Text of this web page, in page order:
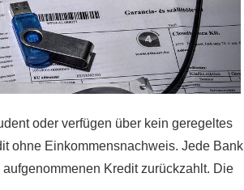
oder verfügen über kein geregeltes
ohne Einkommensnachweis. Jede Bank
Kredit zurückzahlt. Die